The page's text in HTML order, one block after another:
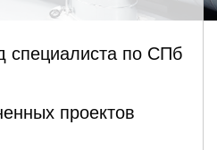
специалиста по СПб
проектов